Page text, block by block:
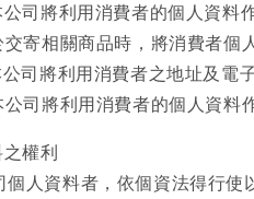
司將利用消費者的個人資料
寄相關商品時，將消費者個
司將利用消費者之地址及電
司將利用消費者的個人資料
權利
人資料者，依個資法得行使